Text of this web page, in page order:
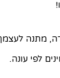
מתנה
לפי עונה.